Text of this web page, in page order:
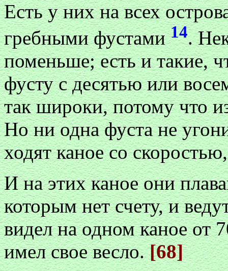
Есть у них на всех
гребными фустами14.
поменьше; есть и такие,
фусту с десятью или
так широки, потому что
Но ни одна фуста не
ходят каное со
И на этих каное они
которым нет счету, и
видел на одном каное от
имел свое весло. [68]